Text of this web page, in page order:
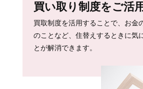
買い取り制度をご活
買取制度を活用することで、お金
のことなど、住替えするときに気
とが解消できます。